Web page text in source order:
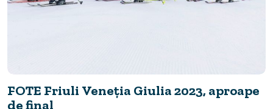
FOTE Friuli Veneția Giulia 2023, aproape
de final